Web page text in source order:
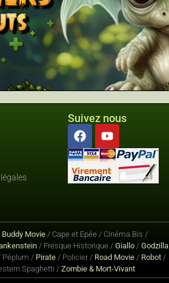
Suivez nous
Buddy Movie / Cape et Epée / Cinéma Bis /
/ Fresque Historique / Giallo / Godzilla
/ Pirate / Policier / Road Movie / Robot /
Spaghetti / Zombie & Mort-Vivant